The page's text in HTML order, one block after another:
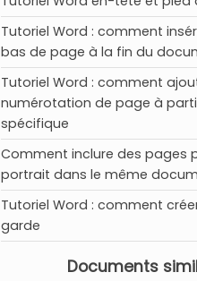
Tutoriel Word : comment
bas de page à la fin du
Tutoriel Word : comment
numérotation de page à
spécifique
Comment inclure des pages
portrait dans le même
Tutoriel Word : comment
garde
Documents